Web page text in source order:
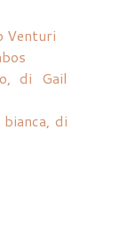
Venturi
di Gail
di